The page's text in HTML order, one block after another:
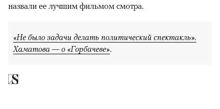
назвали ее лучшим фильмом смотра.
«Не было задачи делать политический спектакль».
Хаматова — о «Горбачеве».